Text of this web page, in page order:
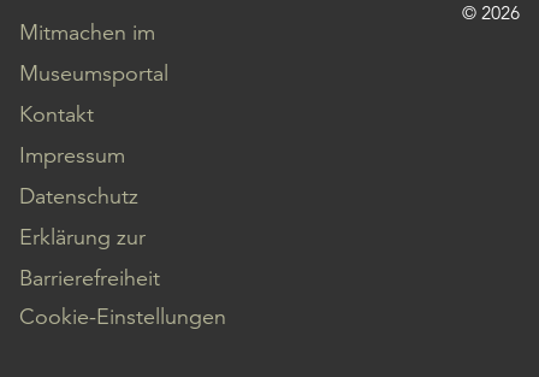
Mitmachen im
Museumsportal
Kontakt
Impressum
Datenschutz
Erklärung zur
Barrierefreiheit
Cookie-Einstellungen
© 2026